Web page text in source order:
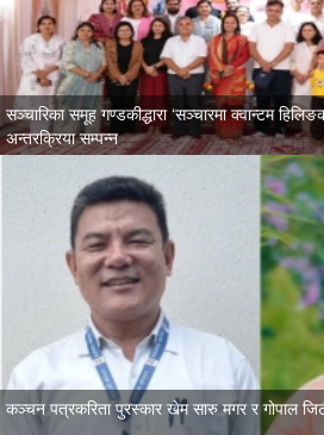
सञ्चारिका समूह गण्डकीद्धारा ‘सञ्चारमा क्वान्टम
अन्तरक्रिया सम्पन्न
कञ्चन पत्रकरिता पुरस्कार खेम सारु मगर र गोपाल